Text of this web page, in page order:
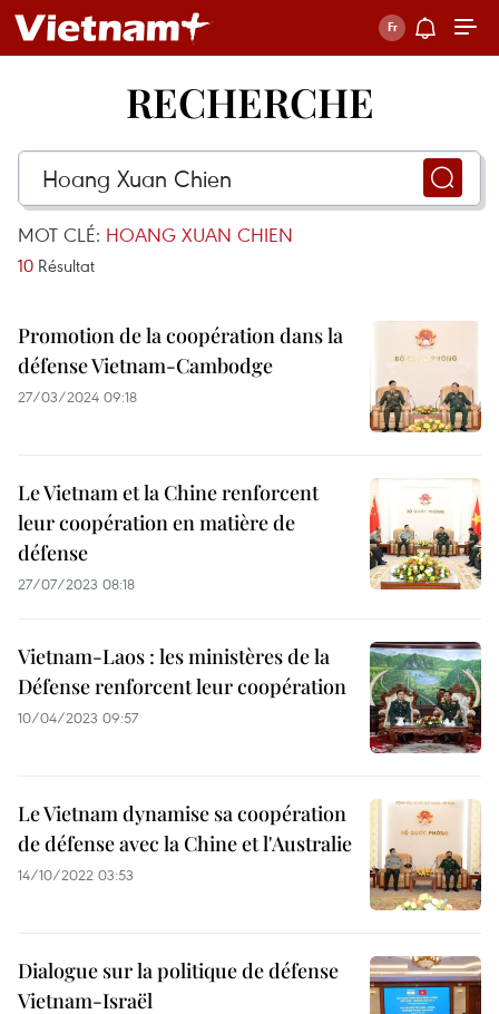
RECHERCHE
MOT CLÉ: HOANG XUAN CHIEN
10 Résultat
Promotion de la coopération dans la
défense Vietnam-Cambodge
27/03/2024 09:18
Le Vietnam et la Chine renforcent
leur coopération en matière de
défense
27/07/2023 08:18
Vietnam-Laos : les ministères de la
Défense renforcent leur coopération
10/04/2023 09:57
Le Vietnam dynamise sa coopération
de défense avec la Chine et l'Australie
14/10/2022 03:53
Dialogue sur la politique de défense
Vietnam-Israël